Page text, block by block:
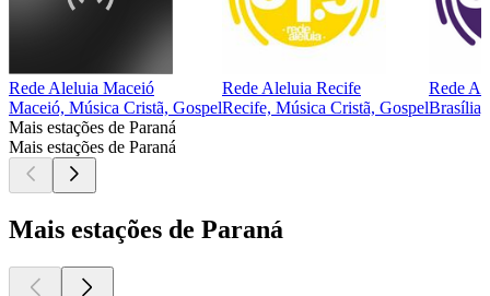
Rede Aleluia Maceió
Maceió, Música Cristã, Gospel
Rede Aleluia Recife
Recife, Música Cristã, Gospel
Rede
Brasília,
Mais estações de Paraná
Mais estações de Paraná
Mais estações de Paraná